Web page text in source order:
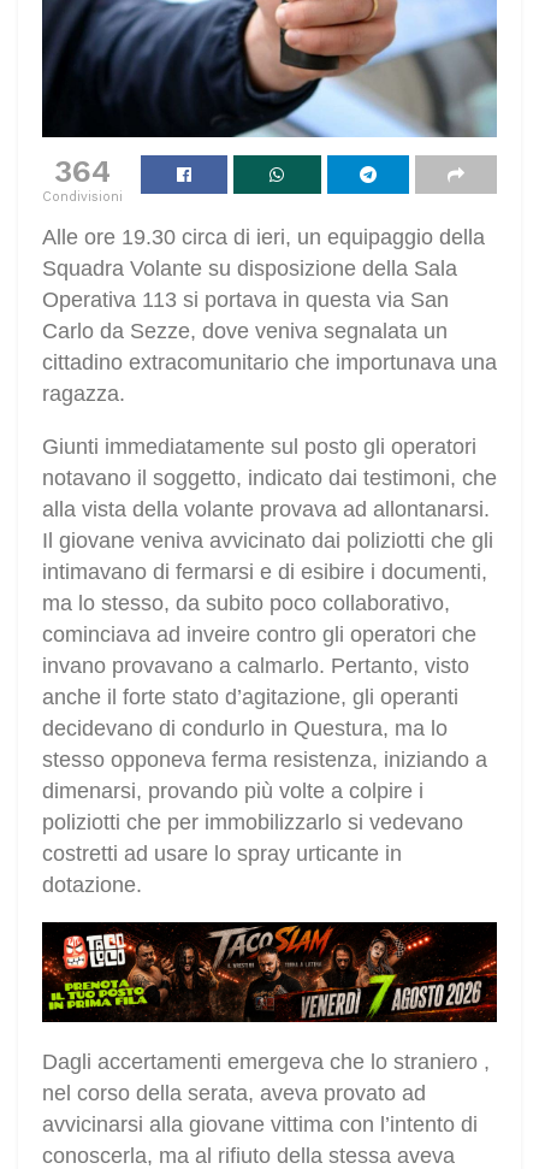
364
Condivisioni
Alle ore 19.30 circa di ieri, un equipaggio della
Squadra Volante su disposizione della Sala
Operativa 113 si portava in questa via San
Carlo da Sezze, dove veniva segnalata un
cittadino extracomunitario che importunava una
ragazza.
Giunti immediatamente sul posto gli operatori
notavano il soggetto, indicato dai testimoni, che
alla vista della volante provava ad allontanarsi.
Il giovane veniva avvicinato dai poliziotti che gli
intimavano di fermarsi e di esibire i documenti,
ma lo stesso, da subito poco collaborativo,
cominciava ad inveire contro gli operatori che
invano provavano a calmarlo. Pertanto, visto
anche il forte stato d’agitazione, gli operanti
decidevano di condurlo in Questura, ma lo
stesso opponeva ferma resistenza, iniziando a
dimenarsi, provando più volte a colpire i
poliziotti che per immobilizzarlo si vedevano
costretti ad usare lo spray urticante in
dotazione.
Dagli accertamenti emergeva che lo straniero ,
nel corso della serata, aveva provato ad
avvicinarsi alla giovane vittima con l’intento di
conoscerla, ma al rifiuto della stessa aveva